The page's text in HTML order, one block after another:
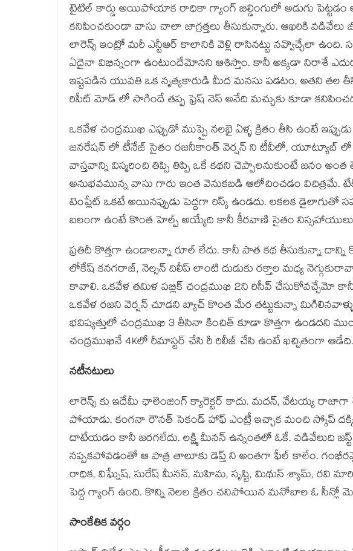
టైటిల్ కార్డు అయిపోయాక రాధికా గ్యాంగ్ బిల్డింగులో అడుగు పెట్టడం
కనిపించకుండా వాసు చాలా జాగ్రత్తలు తీసుకున్నారు. ఆఖరికి
లారెన్స్ ఇంట్రో మరీ ఎన్టీఆర్ కాలానికి వెళ్లి రాసినట్టు నవ్వొచ్చేలా
ఏదైనా విభిన్నంగా ఉంటుందేమోనని ఆశిస్తాం. కానీ అక్కడా నిరాశే
ఇష్టపడిన యువతి ఒక నృత్యకారుడి మీద మనసు పడటం, అతని
రిపీట్ మోడ్ లో సాగిందే తప్ప ఫ్రెష్ నెస్ అనేది మచ్చుకు కూడా
ఒకవేళ చంద్రముఖి ఎప్పుడో ముప్పై నలభై ఏళ్ళ క్రితం తీసి ఉంటే
జనరేషన్ లో టీనేజ్ సైతం రజనీకాంత్ వెర్షన్ ని టీవీలో, యూట్యూబ్ లో
వాస్తవాన్ని విస్మరించి తిప్పి తిప్పి ఒకే కథని చెప్పాలనుకుంటే జనం
అనుభవమున్న వాసు గారు ఇంత వెనుకబడి ఆలోచించడం విచిత్రమే.
టెంప్లేట్ ఒకటే అయినప్పుడు పెద్దగా రిస్క్ ఉండదు. లకలక డైలాగుతో
బలంగా ఉంటే కొంత హెల్ప్ అయ్యేది కానీ కీరవాణి సైతం
ప్రతిదీ కొత్తగా ఉండాలన్నా రూల్ లేదు. కానీ పాత కథ తీసుకున్నా దాన్ని
లోకేష్ కనగరాజ్, నెల్సన్ దిలీప్ లాంటి దుడుకు రక్తాల మధ్య
కావాలి. ఒకవేళ తమిళ పబ్లిక్ చంద్రముఖి 2ని రిసీవ్ చేసుకోవచ్చేమో
ఒకవేళ రజని వెర్షన్ చూడని బ్యాచ్ కొంత మేర తట్టుకున్నా
భవిష్యత్తులో చంద్రముఖి 3 తీసినా కించిత్ కూడా కొత్తగా ఉండదని
చంద్రముఖినే 4Kలో రీమాస్టర్ చేసి రీ రిలీజ్ చేసి ఉంటే ఖచ్చితంగా
నటీనటులు
లారెన్స్ కు ఇదేమీ ఛాలెంజింగ్ క్యారెక్టర్ కాదు. మదన్, వేటయ్య రాజాగా
పోయాడు. కంగనా రౌనత్ సెకండ్ హాఫ్ ఎంట్రీ ఇచ్చాక మంచి స్కోప్
దాటేయడం కానీ జరగలేదు. లక్ష్మి మీనన్ ఉన్నంతలో ఓకే. వడివేలుది
నప్పకపోవడంతో ఆ పాత్ర తాలూకు డెప్త్ ని అంతగా ఫీల్ కాలేం.
రాధిక, విఘ్నేష్, సురేష్ మీనన్, మహిమ, సృష్టి, మిథున్ శ్యామ్, రవి
పెద్ద గ్యాంగ్ ఉంది. కొన్ని నెలల క్రితం చనిపోయిన మనోబాల ఓ సీన్లో
సాంకేతిక వర్గం